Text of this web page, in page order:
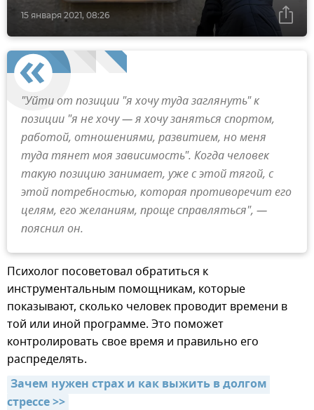
15 января 2021, 08:26
"Уйти от позиции "я хочу туда заглянуть" к
позиции "я не хочу — я хочу заняться спортом,
работой, отношениями, развитием, но меня
туда тянет моя зависимость". Когда человек
такую позицию занимает, уже с этой тягой, с
этой потребностью, которая противоречит его
целям, его желаниям, проще справляться", —
пояснил он.
Психолог посоветовал обратиться к
инструментальным помощникам, которые
показывают, сколько человек проводит времени в
той или иной программе. Это поможет
контролировать свое время и правильно его
распределять.
Зачем нужен страх и как выжить в долгом
стрессе >>